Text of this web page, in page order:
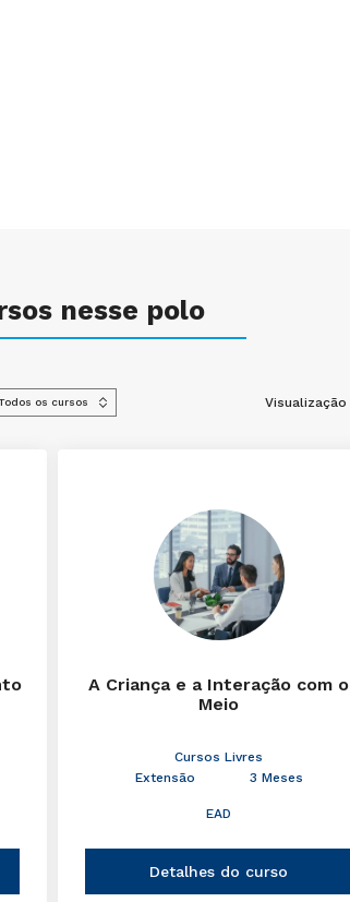
nesse polo
Visualização
A Criança e a Interação com o
Meio
Cursos Livres
Extensão
3 Meses
EAD
Detalhes do curso